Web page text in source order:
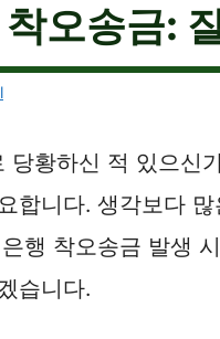
오송금:
당황하신 적 있으신
합니다. 생각보다
행 착오송금 발생
습니다.